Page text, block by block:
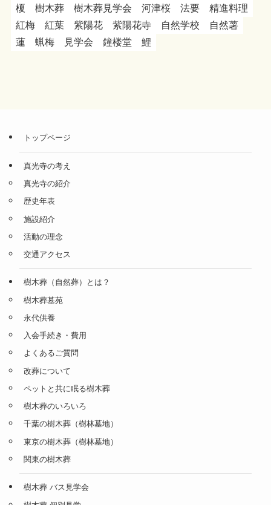
榎
樹木葬 樹木葬見学会 河津桜 法要
精進料理
紅梅
紅葉 紫陽花 紫陽花寺 自然学校
自然薯
蓮
蝋梅 見学会 鐘楼堂 鯉
トップページ
真光寺の考え
真光寺の紹介
歴史年表
施設紹介
活動の理念
交通アクセス
樹木葬（自然葬）とは？
樹木葬墓苑
永代供養
入会手続き・費用
よくあるご質問
改葬について
ペットと共に眠る樹木葬
樹木葬のいろいろ
千葉の樹木葬（樹林墓地）
東京の樹木葬（樹林墓地）
関東の樹木葬
樹木葬 バス見学会